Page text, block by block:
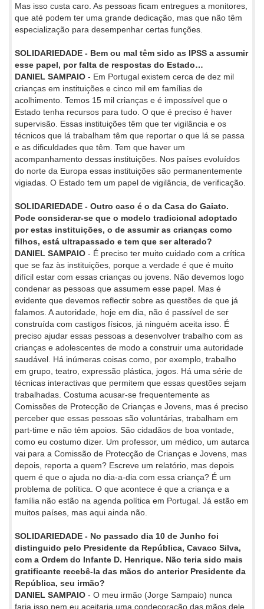
Mas isso custa caro. As pessoas ficam entregues a monitores,
que até podem ter uma grande dedicação, mas que não têm
especialização para desempenhar certas funções.
SOLIDARIEDADE - Bem ou mal têm sido as IPSS a assumir
esse papel, por falta de respostas do Estado…
DANIEL SAMPAIO - Em Portugal existem cerca de dez mil
crianças em instituições e cinco mil em famílias de
acolhimento. Temos 15 mil crianças e é impossível que o
Estado tenha recursos para tudo. O que é preciso é haver
supervisão. Essas instituições têm que ter vigilância e os
técnicos que lá trabalham têm que reportar o que lá se passa
e as dificuldades que têm. Tem que haver um
acompanhamento dessas instituições. Nos países evoluídos
do norte da Europa essas instituições são permanentemente
vigiadas. O Estado tem um papel de vigilância, de verificação.
SOLIDARIEDADE - Outro caso é o da Casa do Gaiato.
Pode considerar-se que o modelo tradicional adoptado
por estas instituições, o de assumir as crianças como
filhos, está ultrapassado e tem que ser alterado?
DANIEL SAMPAIO - É preciso ter muito cuidado com a crítica
que se faz às instituições, porque a verdade é que é muito
difícil estar com essas crianças ou jovens. Não devemos logo
condenar as pessoas que assumem esse papel. Mas é
evidente que devemos reflectir sobre as questões de que já
falamos. A autoridade, hoje em dia, não é passível de ser
construída com castigos físicos, já ninguém aceita isso. É
preciso ajudar essas pessoas a desenvolver trabalho com as
crianças e adolescentes de modo a construir uma autoridade
saudável. Há inúmeras coisas como, por exemplo, trabalho
em grupo, teatro, expressão plástica, jogos. Há uma série de
técnicas interactivas que permitem que essas questões sejam
trabalhadas. Costuma acusar-se frequentemente as
Comissões de Protecção de Crianças e Jovens, mas é preciso
perceber que essas pessoas são voluntárias, trabalham em
part-time e não têm apoios. São cidadãos de boa vontade,
como eu costumo dizer. Um professor, um médico, um autarca
vai para a Comissão de Protecção de Crianças e Jovens, mas
depois, reporta a quem? Escreve um relatório, mas depois
quem é que o ajuda no dia-a-dia com essa criança? É um
problema de política. O que acontece é que a criança e a
família não estão na agenda política em Portugal. Já estão em
muitos países, mas aqui ainda não.
SOLIDARIEDADE - No passado dia 10 de Junho foi
distinguido pelo Presidente da República, Cavaco Silva,
com a Ordem do Infante D. Henrique. Não teria sido mais
gratificante recebê-la das mãos do anterior Presidente da
República, seu irmão?
DANIEL SAMPAIO - O meu irmão (Jorge Sampaio) nunca
faria isso nem eu aceitaria uma condecoração das mãos dele.